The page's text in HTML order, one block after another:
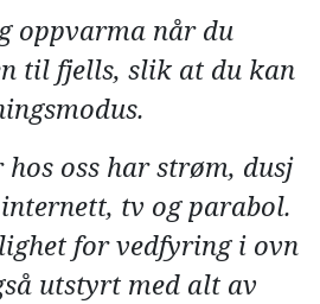
oppvarma når du
til fjells, slik at du kan
oss har strøm, dusj
tv og parabol.
for vedfyring i ovn
utstyrt med alt av